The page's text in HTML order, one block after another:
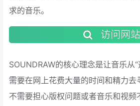
求的音乐。
访问网站
SOUNDRAW的核心理念是让音乐从“
需要在网上花费大量的时间和精力去
不需要担心版权问题或者音乐和视频